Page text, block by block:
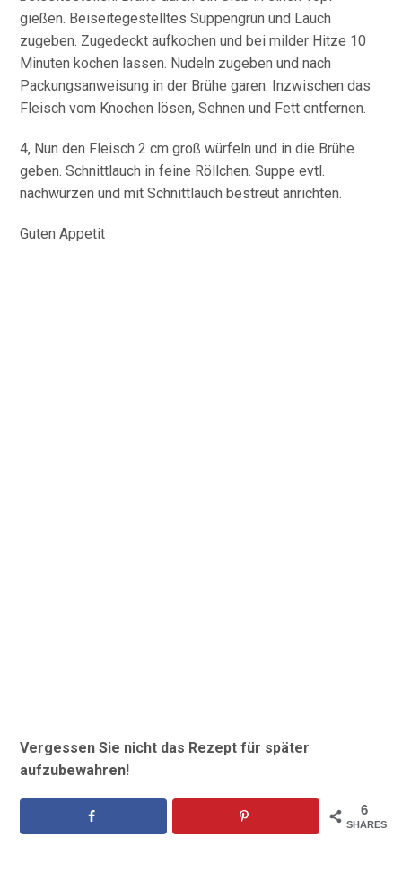
gießen. Beiseitegestelltes Suppengrün und Lauch
zugeben. Zugedeckt aufkochen und bei milder Hitze 10
Minuten kochen lassen. Nudeln zugeben und nach
Packungsanweisung in der Brühe garen. Inzwischen das
Fleisch vom Knochen lösen, Sehnen und Fett entfernen.
4, Nun den Fleisch 2 cm groß würfeln und in die Brühe
geben. Schnittlauch in feine Röllchen. Suppe evtl.
nachwürzen und mit Schnittlauch bestreut anrichten.
Guten Appetit
Vergessen Sie nicht das Rezept für später
aufzubewahren!
6
SHARES